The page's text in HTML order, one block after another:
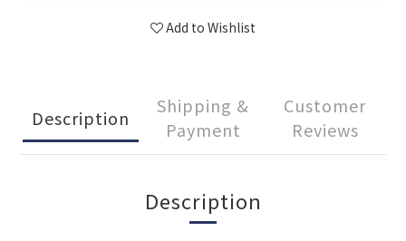
Add to Wishlist
Description
Shipping &
Payment
Customer
Reviews
Description